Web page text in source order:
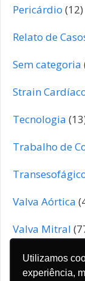
Utilizamos
experiência,
Pericárdio (12)
Relato de
Sem categoria
Strain
Tecnologia
Trabalho de
Valva Aórtica
Valva Mitral
Valva